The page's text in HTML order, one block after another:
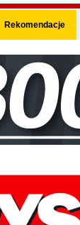
Rekomendacje